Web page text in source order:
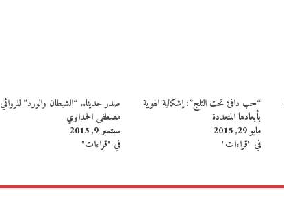
“حب دافئ تحت الثلج”: إشكالية الهوية
بأبعادها المتعددة
مايو 29, 2015
في "قراءات"
صدر حديثا.. “الشيطان والورد” للروائي
مصطفى الحمداوي
سبتمبر 9, 2015
في "قراءات"